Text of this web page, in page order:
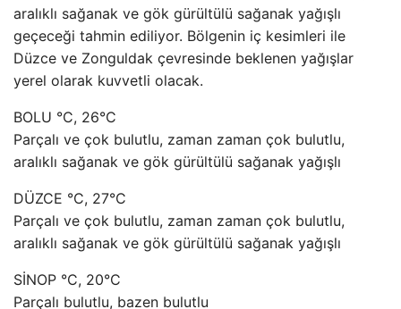
aralıklı sağanak ve gök gürültülü sağanak yağışlı
geçeceği tahmin ediliyor. Bölgenin iç kesimleri ile
Düzce ve Zonguldak çevresinde beklenen yağışlar
yerel olarak kuvvetli olacak.
BOLU °C, 26°C
Parçalı ve çok bulutlu, zaman zaman çok bulutlu,
aralıklı sağanak ve gök gürültülü sağanak yağışlı
DÜZCE °C, 27°C
Parçalı ve çok bulutlu, zaman zaman çok bulutlu,
aralıklı sağanak ve gök gürültülü sağanak yağışlı
SİNOP °C, 20°C
Parçalı bulutlu, bazen bulutlu